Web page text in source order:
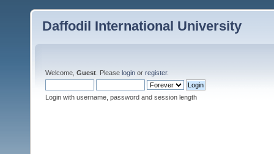
Daffodil International University
Welcome, Guest . Please login or register.
Login with username, password and session length